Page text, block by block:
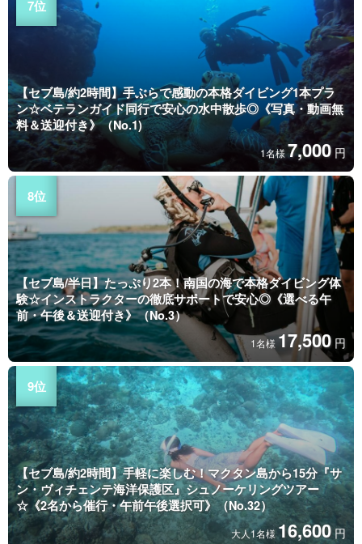
【セブ島/約2時間】手ぶらで感動の本格ダイビング1本プラ
ン☆ベテランガイド同行で安心の水中散歩◎《写真・動画無
料＆送迎付き》（No.1)
1名様7,000 円
【セブ島/半日】たっぷり2本！南国の海で本格ダイビング体
験☆インストラクターの徹底サポートで安心◎《選べる午
前・午後＆送迎付き》（No.3）
1名様17,500 円
【セブ島/約2時間】手軽に楽しむ！マクタン島から15分『サ
ン・ヴィチェンテ海洋保護区』シュノーケリングツアー
☆《2名から催行・午前午後選択可》（No.32）
大人1名様16,600 円